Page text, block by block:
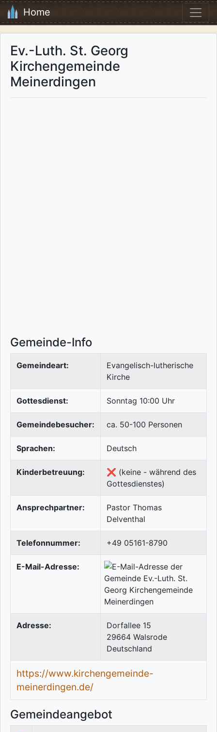
Home
Ev.-Luth. St. Georg
Kirchengemeinde
Meinerdingen
Gemeinde-Info
Gemeindeart:
Evangelisch-lutherische
Kirche
Gottesdienst: Sonntag 10:00 Uhr
Gemeindebesucher: ca. 50-100 Personen
Sprachen: Deutsch
Kinderbetreuung:
❌ (keine - während des
Gottesdienstes)
Ansprechpartner:
Pastor Thomas
Delventhal
Telefonnummer: +49 05161-8790
E-Mail-Adresse:
Adresse:
Dorfallee 15
29664 Walsrode
Deutschland
https://www.kirchengemeinde-
meinerdingen.de/
Gemeindeangebot